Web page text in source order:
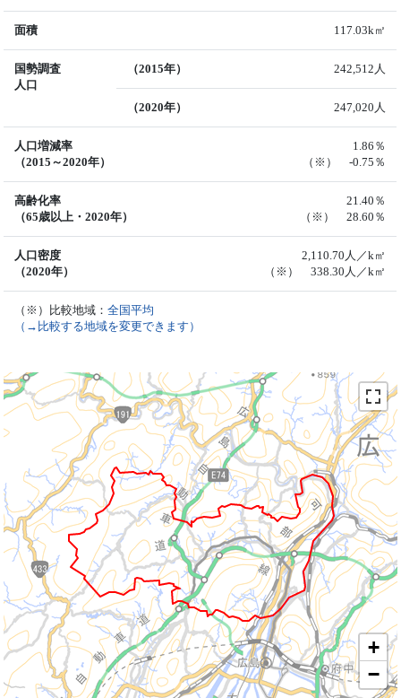
面積 117.03k㎡
国勢調査
人口
（2015年） 242,512人
（2020年） 247,020人
人口増減率
（2015～2020年）
1.86％
（※） -0.75％
高齢化率
（65歳以上・2020年）
21.40％
（※） 28.60％
人口密度
（2020年）
2,110.70人／k㎡
（※） 338.30人／k㎡
（※）比較地域：全国平均
（→比較する地域を変更できます）
+
−